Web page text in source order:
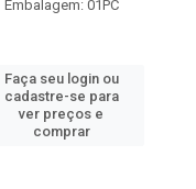
Embalagem: 01PC
Faça seu login ou
cadastre-se para
ver preços e
comprar